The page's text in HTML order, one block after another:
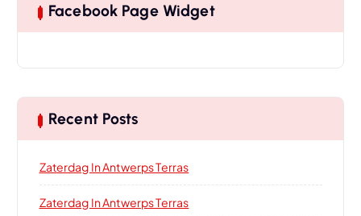
Facebook Page Widget
Recent Posts
Zaterdag In Antwerps Terras
Zaterdag In Antwerps Terras